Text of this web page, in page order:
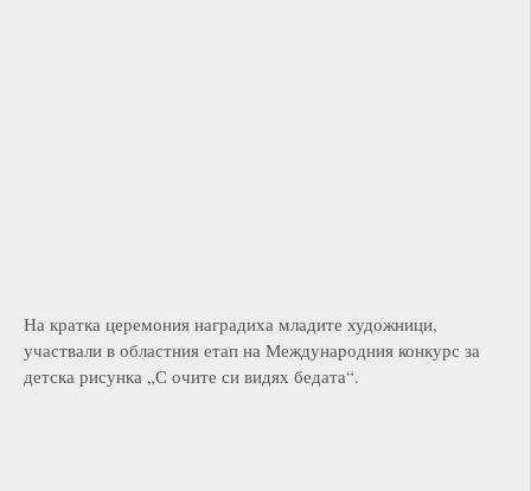
На кратка церемония наградиха младите художници,
участвали в областния етап на Международния конкурс за
детска рисунка „С очите си видях бедата“.